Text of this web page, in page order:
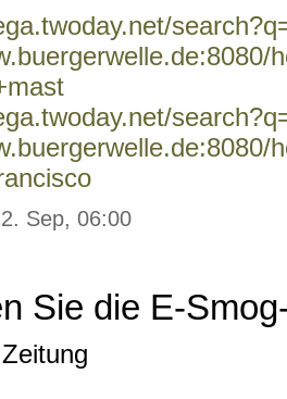
Sep, 06:00
Sie die E-